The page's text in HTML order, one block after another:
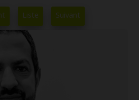
Liste Suivant